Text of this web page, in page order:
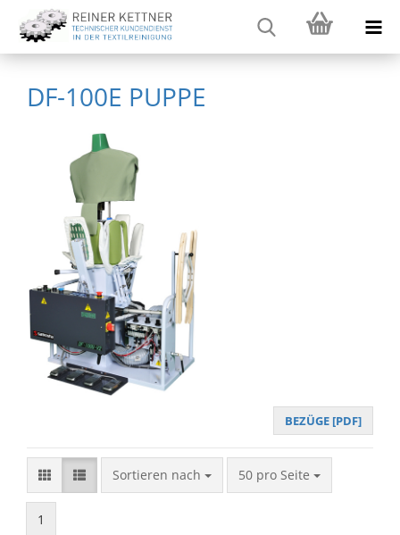
DF-100E PUPPE
BEZÜGE [PDF]
Sortieren nach
Sortieren nach 50 pro Seite
pro Seite
1